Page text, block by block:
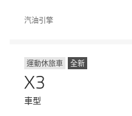
汽油引擎
運動休旅車 全新
X3
車型